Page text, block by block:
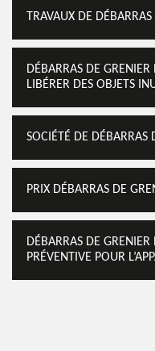
TRAVAUX DE
DÉBARRAS DE
LIBÉRER DES OBJETS
SOCIÉTÉ DE DÉBARRAS
PRIX DÉBARRAS DE
DÉBARRAS DE
PRÉVENTIVE POUR